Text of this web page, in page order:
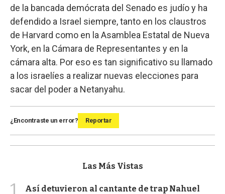
de la bancada demócrata del Senado es judío y ha
defendido a Israel siempre, tanto en los claustros
de Harvard como en la Asamblea Estatal de Nueva
York, en la Cámara de Representantes y en la
cámara alta. Por eso es tan significativo su llamado
a los israelíes a realizar nuevas elecciones para
sacar del poder a Netanyahu.
¿Encontraste un error? Reportar
Las Más Vistas
Así detuvieron al cantante de trap Nahuel